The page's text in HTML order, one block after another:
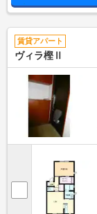
賃貸アパート
ヴィラ樫Ⅱ